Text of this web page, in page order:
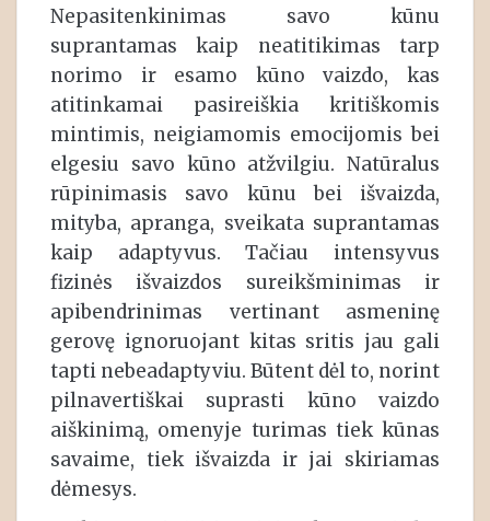
Nepasitenkinimas savo kūnu
suprantamas kaip neatitikimas tarp
norimo ir esamo kūno vaizdo, kas
atitinkamai pasireiškia kritiškomis
mintimis, neigiamomis emocijomis bei
elgesiu savo kūno atžvilgiu. Natūralus
rūpinimasis savo kūnu bei išvaizda,
mityba, apranga, sveikata suprantamas
kaip adaptyvus. Tačiau intensyvus
fizinės išvaizdos sureikšminimas ir
apibendrinimas vertinant asmeninę
gerovę ignoruojant kitas sritis jau gali
tapti nebeadaptyviu. Būtent dėl to, norint
pilnavertiškai suprasti kūno vaizdo
aiškinimą, omenyje turimas tiek kūnas
savaime, tiek išvaizda ir jai skiriamas
dėmesys.